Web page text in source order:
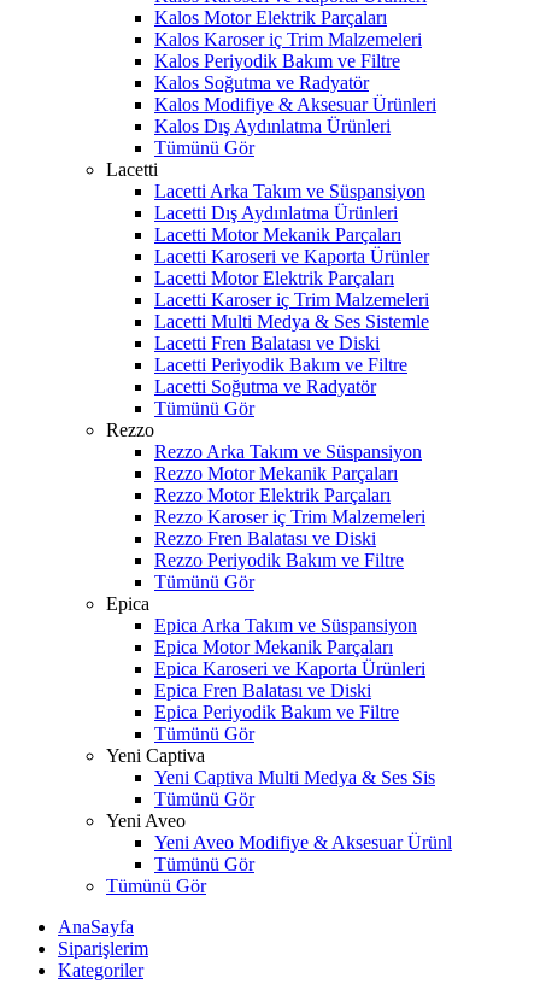
Kalos Motor Elektrik Parçaları
Kalos Karoser iç Trim Malzemeleri
Kalos Periyodik Bakım ve Filtre
Kalos Soğutma ve Radyatör
Kalos Modifiye & Aksesuar Ürünleri
Kalos Dış Aydınlatma Ürünleri
Tümünü Gör
Lacetti
Lacetti Arka Takım ve Süspansiyon
Lacetti Dış Aydınlatma Ürünleri
Lacetti Motor Mekanik Parçaları
Lacetti Karoseri ve Kaporta Ürünler
Lacetti Motor Elektrik Parçaları
Lacetti Karoser iç Trim Malzemeleri
Lacetti Multi Medya & Ses Sistemle
Lacetti Fren Balatası ve Diski
Lacetti Periyodik Bakım ve Filtre
Lacetti Soğutma ve Radyatör
Tümünü Gör
Rezzo
Rezzo Arka Takım ve Süspansiyon
Rezzo Motor Mekanik Parçaları
Rezzo Motor Elektrik Parçaları
Rezzo Karoser iç Trim Malzemeleri
Rezzo Fren Balatası ve Diski
Rezzo Periyodik Bakım ve Filtre
Tümünü Gör
Epica
Epica Arka Takım ve Süspansiyon
Epica Motor Mekanik Parçaları
Epica Karoseri ve Kaporta Ürünleri
Epica Fren Balatası ve Diski
Epica Periyodik Bakım ve Filtre
Tümünü Gör
Yeni Captiva
Yeni Captiva Multi Medya & Ses Sis
Tümünü Gör
Yeni Aveo
Yeni Aveo Modifiye & Aksesuar Ürünl
Tümünü Gör
Tümünü Gör
AnaSayfa
Siparişlerim
Kategoriler